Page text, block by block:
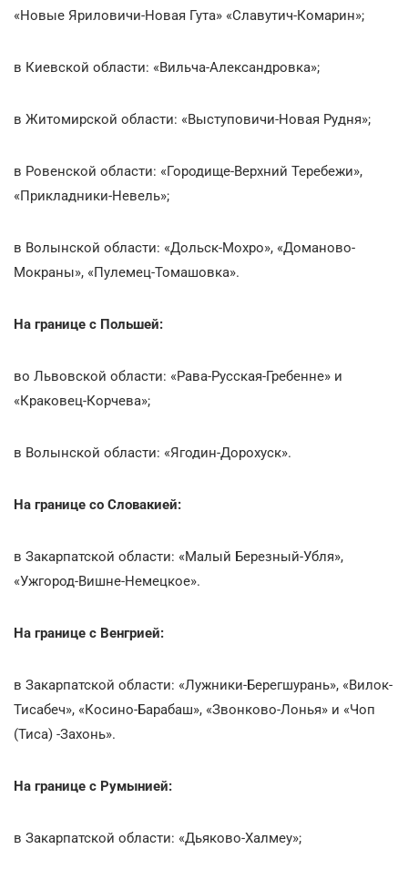
«Новые Яриловичи-Новая Гута» «Славутич-Комарин»;
в Киевской области: «Вильча-Александровка»;
в Житомирской области: «Выступовичи-Новая Рудня»;
в Ровенской области: «Городище-Верхний Теребежи»,
«Прикладники-Невель»;
в Волынской области: «Дольск-Мохро», «Доманово-
Мокраны», «Пулемец-Томашовка».
На границе с Польшей:
во Львовской области: «Рава-Русская-Гребенне» и
«Краковец-Корчева»;
в Волынской области: «Ягодин-Дорохуск».
На границе со Словакией:
в Закарпатской области: «Малый Березный-Убля»,
«Ужгород-Вишне-Немецкое».
На границе с Венгрией:
в Закарпатской области: «Лужники-Берегшурань», «Вилок-
Тисабеч», «Косино-Барабаш», «Звонково-Лонья» и «Чоп
(Тиса) -Захонь».
На границе с Румынией:
в Закарпатской области: «Дьяково-Халмеу»;